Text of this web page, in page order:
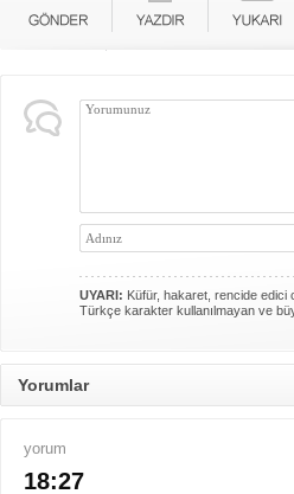
UYARI: Küfür, hakaret, rencide edici
Türkçe karakter kullanılmayan ve
Yorumlar
yorum
18:27